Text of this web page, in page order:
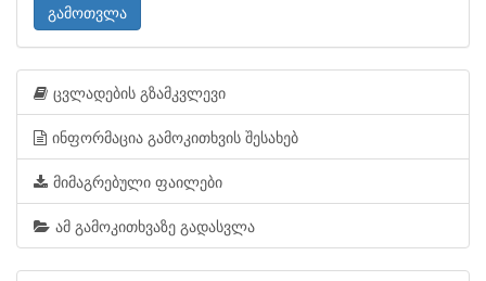
გამოთვლა
ცვლადების გზამკვლევი
ინფორმაცია გამოკითხვის შესახებ
მიმაგრებული ფაილები
ამ გამოკითხვაზე გადასვლა